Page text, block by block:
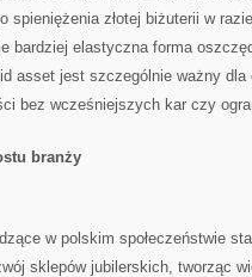
spieniężenia złotej biżuterii w
bardziej elastyczna forma
asset jest szczególnie ważny
bez wcześniejszych kar czy
branży
w polskim społeczeństwie
sklepów jubilerskich, tworząc